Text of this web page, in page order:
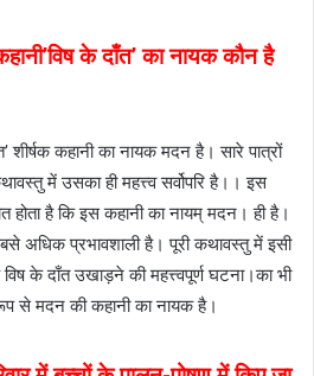
के दाँत’ का नायक कौन है
शीर्षक कहानी का नायक मदन है। सारे पात्रों
में उसका ही महत्त्व सर्वोपरि है।। इस
होता है कि इस कहानी का नायम् मदन। ही है।
अधिक प्रभावशाली है। पूरी कथावस्तु में इसी
के दाँत उखाड़ने की महत्त्वपूर्ण घटना।का भी
से मदन की कहानी का नायक है।